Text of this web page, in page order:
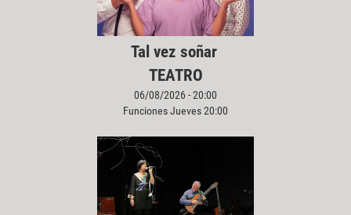
Tal vez soñar
TEATRO
06/08/2026 - 20:00
Funciones Jueves 20:00